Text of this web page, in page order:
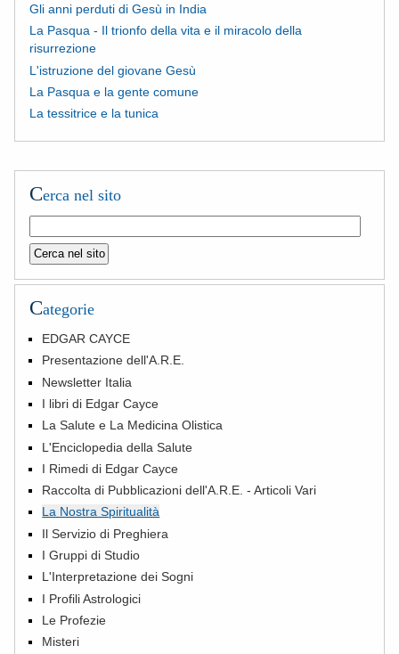
Gli anni perduti di Gesù in India
La Pasqua - Il trionfo della vita e il miracolo della
risurrezione
L'istruzione del giovane Gesù
La Pasqua e la gente comune
La tessitrice e la tunica
Cerca nel sito
Categorie
EDGAR CAYCE
Presentazione dell'A.R.E.
Newsletter Italia
I libri di Edgar Cayce
La Salute e La Medicina Olistica
L'Enciclopedia della Salute
I Rimedi di Edgar Cayce
Raccolta di Pubblicazioni dell'A.R.E. - Articoli Vari
La Nostra Spiritualità
Il Servizio di Preghiera
I Gruppi di Studio
L'Interpretazione dei Sogni
I Profili Astrologici
Le Profezie
Misteri